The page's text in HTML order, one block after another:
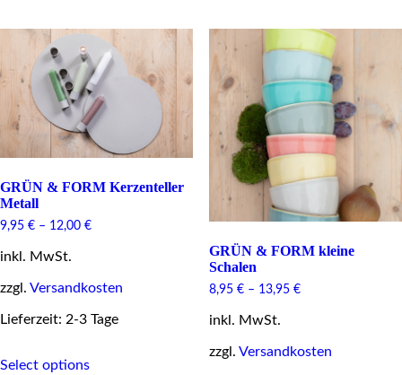
may
be
chosen
on
the
product
page
variants.
The
options
may
be
chosen
on
the
page
GRÜN & FORM Kerzenteller
Metall
9,95 € – 12,00 €
inkl. MwSt.
zzgl. Versandkosten
Lieferzeit: 2-3 Tage
Select optionsproduct
GRÜN & FORM kleine
Schalen
8,95 €– 13,95 €
inkl. MwSt.
zzgl. Versandkosten